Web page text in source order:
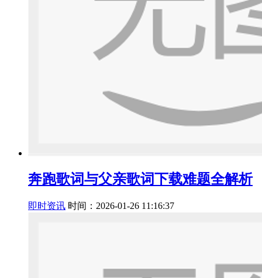
奔跑歌词与父亲歌词下载难题全解析
即时资讯 时间：2026-01-26 11:16:37